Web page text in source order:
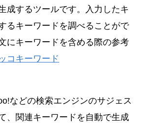
成するツールです。入力したキ
るキーワードを調べることがで
にキーワードを含める際の参考
コキーワード
などの検索エンジンのサジェス
、関連キーワードを自動で生成